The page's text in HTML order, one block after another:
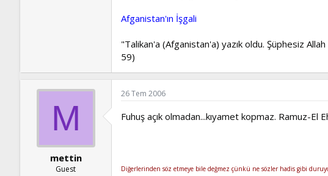
Afganistan'ın İşgali
"Talikan'a (Afganistan'a) yazık oldu. Şüphesiz
59)
M
mettin
Guest
26 Tem 2006
Fuhuş açık olmadan...kıyamet kopmaz. Ramuz-El
Diğerlerinden söz etmeye bile değmez çünkü ne sözler hadis gibi